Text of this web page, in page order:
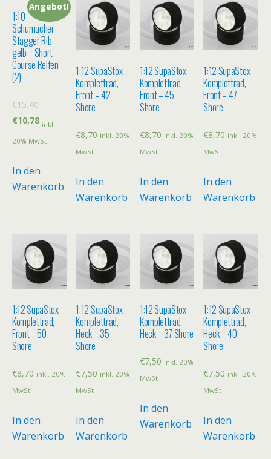
Angebot!
1:10
Schumacher
Stagger Rib –
gelb – Short
Course Reifen
(2)
€15,40
€10,78 inkl.
20% MwSt
In den
Warenkorb
1:12 SupaStox
Komplettrad,
Front – 42
Shore
€8,70 inkl. 20%
MwSt
In den
Warenkorb
1:12 SupaStox
Komplettrad,
Front – 45
Shore
€8,70 inkl. 20%
MwSt
In den
Warenkorb
1:12 SupaStox
Komplettrad,
Front – 47
Shore
€8,70 inkl. 20%
MwSt
In den
Warenkorb
1:12 SupaStox
Komplettrad,
Front – 50
Shore
€8,70 inkl. 20%
MwSt
In den
Warenkorb
1:12 SupaStox
Komplettrad,
Heck – 35
Shore
€7,50 inkl. 20%
MwSt
In den
Warenkorb
1:12 SupaStox
Komplettrad,
Heck – 37 Shore
€7,50 inkl. 20%
MwSt
In den
Warenkorb
1:12 SupaStox
Komplettrad,
Heck – 40
Shore
€7,50 inkl. 20%
MwSt
In den
Warenkorb